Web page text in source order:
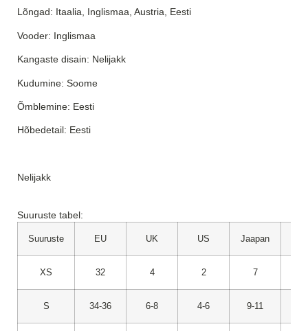
Lõngad: Itaalia, Inglismaa, Austria, Eesti
Vooder: Inglismaa
Kangaste disain: Nelijakk
Kudumine: Soome
Õmblemine: Eesti
Hõbedetail: Eesti
Nelijakk
Suuruste tabel:
Suuruste EU UK US Jaapan
XS 32 4 2 7
S 34-36 6-8 4-6 9-11